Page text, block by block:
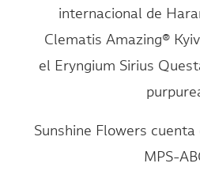
internacional de
Clematis Amazing®
el Eryngium Sirius
Sunshine Flowers
MPS-